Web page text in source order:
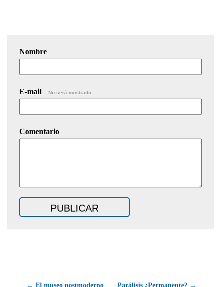
Nombre
E-mail No será mostrado.
Comentario
← El museo postmoderno Parálisis ¿Permanente? →